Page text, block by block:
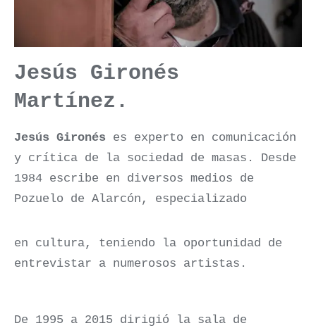
Jesús Gironés
Martínez.
Jesús Gironés es experto en comunicación
y crítica de la sociedad de masas. Desde
1984 escribe en diversos medios de
Pozuelo de Alarcón, especializado
en cultura, teniendo la oportunidad de
entrevistar a numerosos artistas.
De 1995 a 2015 dirigió la sala de